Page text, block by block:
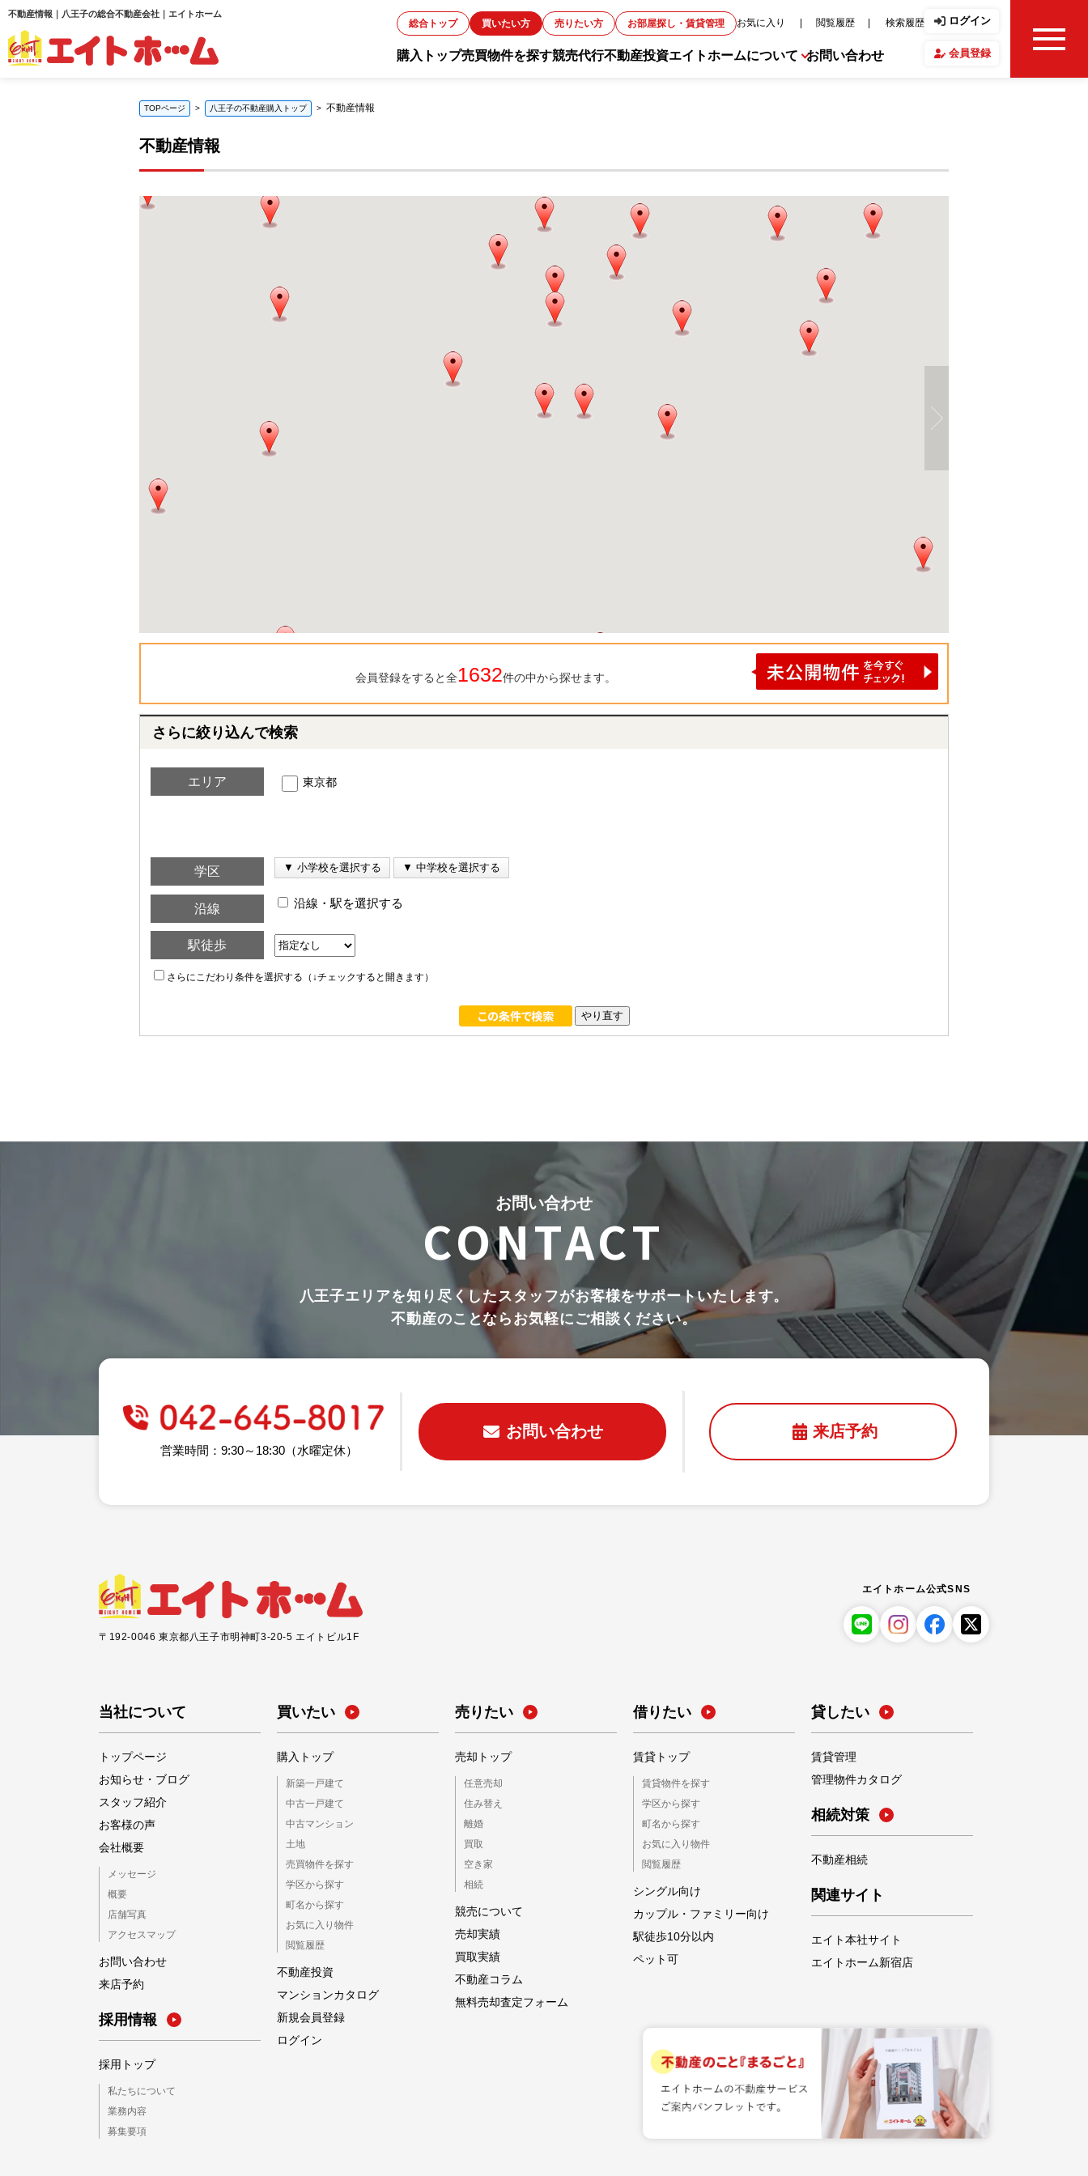
不動産情報｜八王子の総合不動産会社｜エイトホーム
総合トップ 買いたい方 売りたい方 お部屋探し・賃貸管理 お気に入り 閲覧履歴 検索履歴
購入トップ売買物件を探す競売代行不動産投資エイトホームについて
採用情報
お問い合わせ
ログイン
会員登録
TOPページ 八王子の不動産購入トップ 不動産情報
不動産情報
会員登録をすると全1632件の中から探せます。
さらに絞り込んで検索
エリア 東京都
学区
沿線 沿線・駅を選択する
駅徒歩
さらにこだわり条件を選択する（↓チェックすると開きます）
お問い合わせ
CONTACT
八王子エリアを知り尽くしたスタッフがお客様をサポートいたします。
不動産のことならお気軽にご相談ください。
営業時間：9:30～18:30（水曜定休）
お問い合わせ 来店予約
〒192-0046 東京都八王子市明神町3-20-5 エイトビル1F
エイトホーム公式SNS
当社について
トップページ
お知らせ・ブログ
スタッフ紹介
お客様の声
会社概要
メッセージ
概要
店舗写真
アクセスマップ
お問い合わせ
来店予約
採用情報
採用トップ
私たちについて
業務内容
募集要項
買いたい
購入トップ
新築一戸建て
中古一戸建て
中古マンション
土地
売買物件を探す
学区から探す
町名から探す
お気に入り物件
閲覧履歴
不動産投資
マンションカタログ
新規会員登録
ログイン
売りたい
売却トップ
任意売却
住み替え
離婚
買取
空き家
相続
競売について
売却実績
買取実績
不動産コラム
無料売却査定フォーム
借りたい
賃貸トップ
賃貸物件を探す
学区から探す
町名から探す
お気に入り物件
閲覧履歴
シングル向け
カップル・ファミリー向け
駅徒歩10分以内
ペット可
貸したい
賃貸管理
管理物件カタログ
相続対策
不動産相続
関連サイト
エイト本社サイト
エイトホーム新宿店